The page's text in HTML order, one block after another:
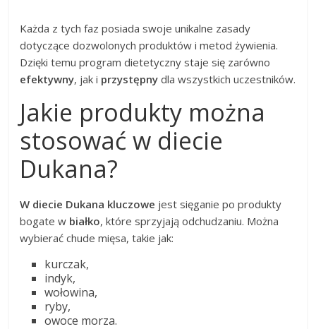
Każda z tych faz posiada swoje unikalne zasady
dotyczące dozwolonych produktów i metod żywienia.
Dzięki temu program dietetyczny staje się zarówno
efektywny, jak i przystępny dla wszystkich uczestników.
Jakie produkty można
stosować w diecie
Dukana?
W diecie Dukana kluczowe jest sięganie po produkty
bogate w białko, które sprzyjają odchudzaniu. Można
wybierać chude mięsa, takie jak:
kurczak,
indyk,
wołowina,
ryby,
owoce morza.